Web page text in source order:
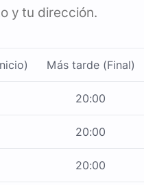
y tu dirección.
Más tarde (Final)
20:00
20:00
20:00